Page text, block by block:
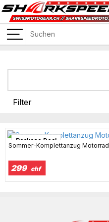
Filter
Package Deal
Sommer-Komplettanzug Motorrad
299 chf